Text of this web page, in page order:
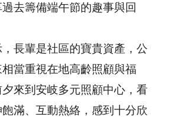
去籌備端午節的趣事與回
長輩是社區的寶貴資產，公
當重視在地高齡照顧與福
來到安岐多元照顧中心，看
滿、互動熱絡，感到十分欣